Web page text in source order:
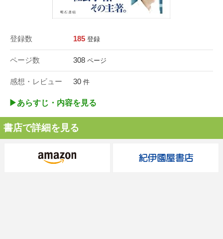
登録数 185 登録
ページ数 308 ページ
感想・レビュー 30 件
▶︎あらすじ・内容を見る
書店で詳細を見る